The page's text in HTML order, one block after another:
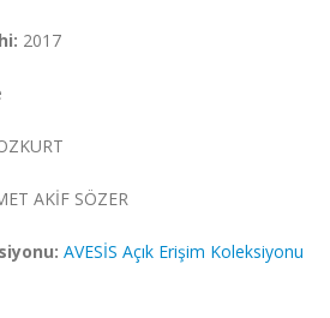
2017
AKİF SÖZER
AVESİS Açık Erişim Koleksiyonu